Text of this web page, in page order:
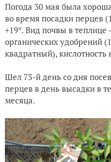
Погода 30 мая была
во время посадки перцев
+19°. Вид почвы в теплице
органических удобрений
квадратный), кислотность
Шел 73-й день со дня
перцев в день высадки в
месяца.